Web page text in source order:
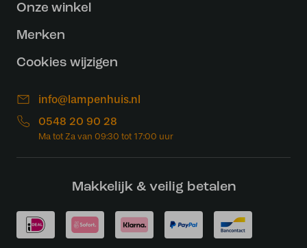
Onze winkel
Merken
Cookies wijzigen
info@lampenhuis.nl
0548 20 90 28
Makkelijk & veilig betalen